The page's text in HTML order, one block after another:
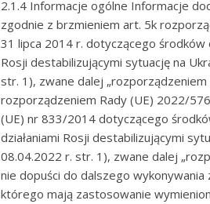
2.1.4 Informacje ogólne Informacje
zgodnie z brzmieniem art. 5k
31 lipca 2014 r. dotyczącego środków
Rosji destabilizującymi sytuację na
str. 1), zwane dalej
rozporządzeniem Rady (UE) 2022/
(UE) nr 833/2014 dotyczącego
działaniami Rosji destabilizującymi
08.04.2022 r. str. 1), zwane dalej
nie dopuści do dalszego
którego mają zastosowanie